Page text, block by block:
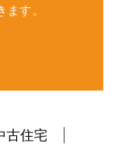
す。
古住宅